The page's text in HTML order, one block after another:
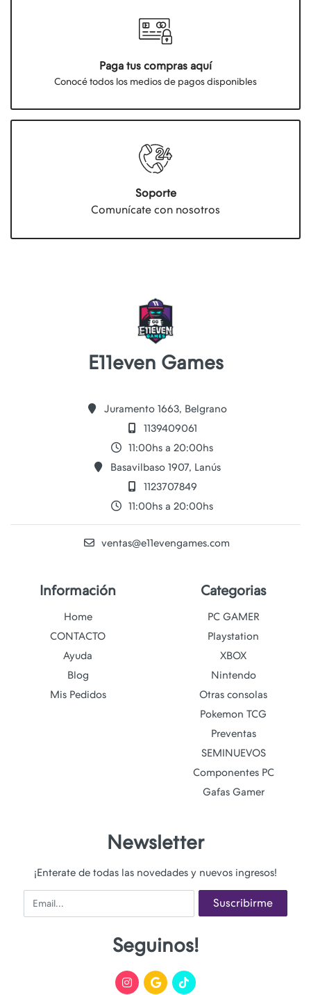
Paga tus compras aquí
Conocé todos los medios de pagos disponibles
Soporte
Comunícate con nosotros
E11even Games
Juramento 1663, Belgrano
1139409061
11:00hs a 20:00hs
Basavilbaso 1907, Lanús
1123707849
11:00hs a 20:00hs
ventas@e11evengames.com
Información
Home
CONTACTO
Ayuda
Blog
Mis Pedidos
Categorias
PC GAMER
Playstation
XBOX
Nintendo
Otras consolas
Pokemon TCG
Preventas
SEMINUEVOS
Componentes PC
Gafas Gamer
Newsletter
¡Enterate de todas las novedades y nuevos ingresos!
Email Suscribirme
Seguinos!